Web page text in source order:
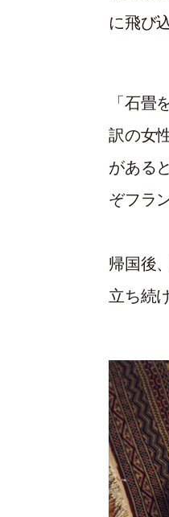
に飛び
「石畳
訳の女
がある
ぞフラ
帰国後
立ち続